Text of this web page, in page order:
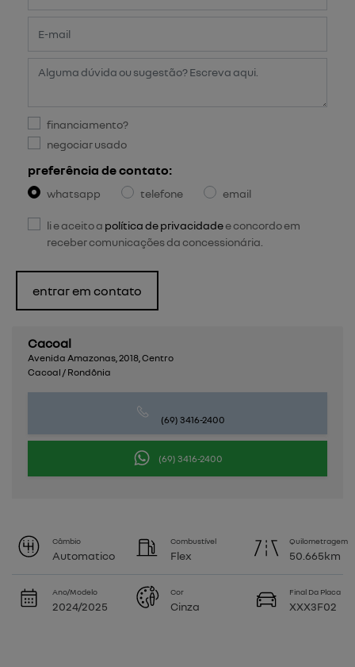
Cacoal
Avenida Amazonas, 2018, Centro
Cacoal / Rondônia
(69) 3416-2400
(69) 3416-2400
financiamento?
negociar usado
preferência de contato:
whatsapp telefone email
li e aceito a política de privacidadee concordo em
receber comunicações da concessionária.
entrar em contato
Câmbio
Automatico
Combustível
Flex
Quilometragem
50.665km
Ano/Modelo
2024/2025
Cor
Cinza
Final Da Placa
XXX3F02